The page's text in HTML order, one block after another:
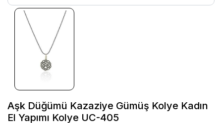
Aşk Düğümü Kazaziye Gümüş Kolye Kadın
El Yapımı Kolye UC-405